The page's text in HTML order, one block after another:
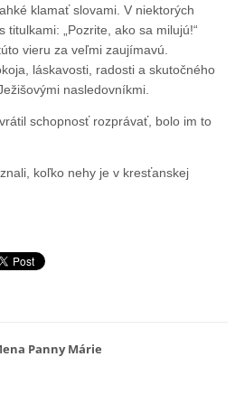
klamať slovami. V niektorých
titulkami: „Pozrite, ako sa milujú!“
vieru za veľmi zaujímavú.
láskavosti, radosti a skutočného
nasledovníkmi.
schopnosť rozprávať, bolo im to
koľko nehy je v kresťanskej
Panny Márie